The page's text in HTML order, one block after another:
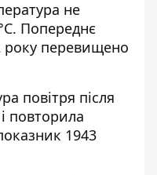
не
Попереднє
року перевищено
повітря після
повторила
1943